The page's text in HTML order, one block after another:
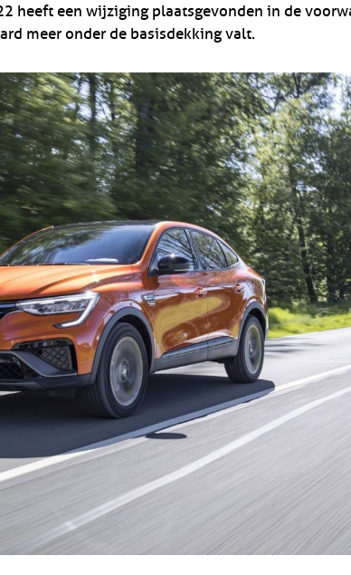
heeft een wijziging plaatsgevonden in de
meer onder de basisdekking valt.